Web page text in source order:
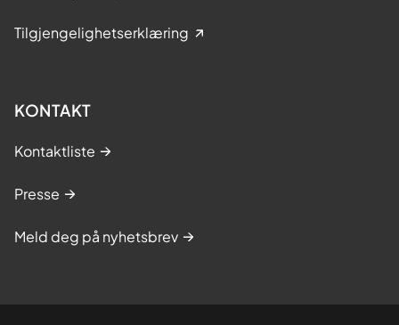
Tilgjengelighetserklæring
KONTAKT
Kontaktliste
Presse
Meld deg på nyhetsbrev